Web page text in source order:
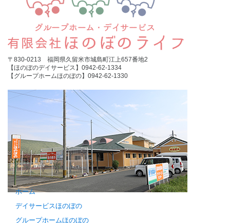
〒830-0213 福岡県久留米市城島町江上657番地2
【ほのぼのデイサービス】0942-62-1334
【グループホームほのぼの】0942-62-1330
ホーム
デイサービスほのぼの
グループホームほのぼの